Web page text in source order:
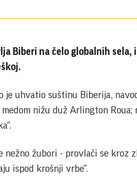
Biberi na čelo globalnih
je uhvatio suštinu Biberija,
nižu duž Arlington
nežno žubori - provlači se kroz
ispod krošnji vrbe".